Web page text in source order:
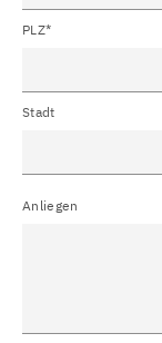
PLZ*
Stadt
Anliegen